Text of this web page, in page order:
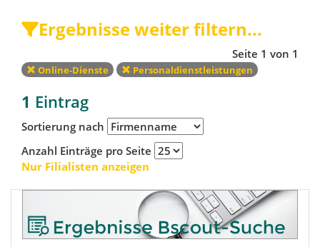
Ergebnisse weiter filtern...
Seite 1 von 1
Online-Dienste Personaldienstleistungen
1 Eintrag
Sortierung nach
Anzahl Einträge pro Seite
Nur Filialisten anzeigen